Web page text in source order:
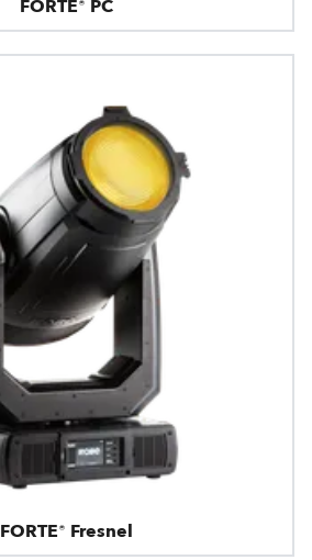
FORTE® PC
FORTE® Fresnel